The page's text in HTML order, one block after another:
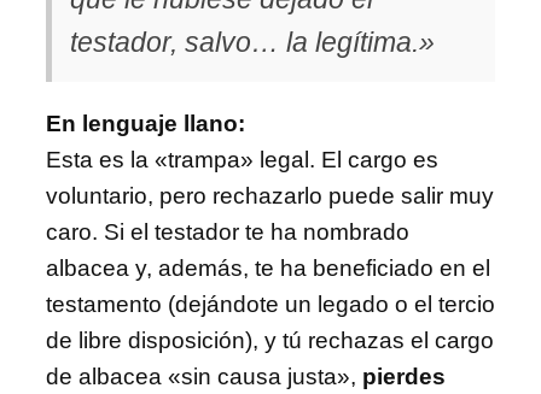
testador, salvo… la legítima.»
En lenguaje llano:
Esta es la «trampa» legal. El cargo es
voluntario, pero rechazarlo puede salir muy
caro. Si el testador te ha nombrado
albacea y, además, te ha beneficiado en el
testamento (dejándote un legado o el tercio
de libre disposición), y tú rechazas el cargo
de albacea «sin causa justa», pierdes